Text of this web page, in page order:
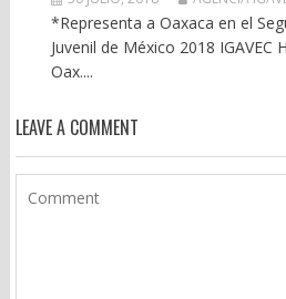
*Representa a Oaxaca en el
Juvenil de México 2018 IGAVEC
Oax....
LEAVE A COMMENT